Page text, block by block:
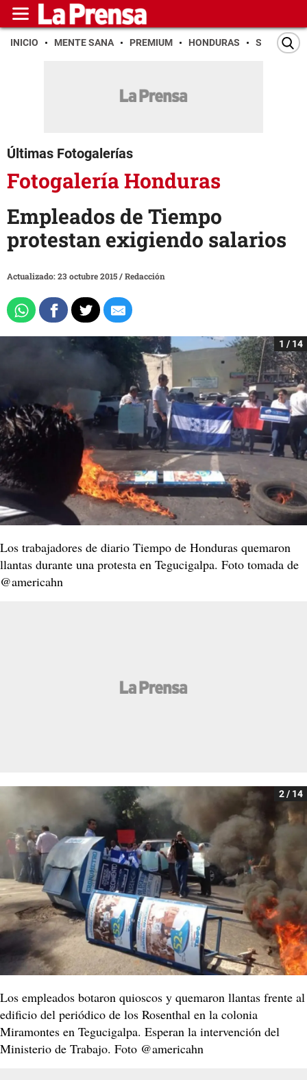
INICIO MENTE SANA PREMIUM HONDURAS SAN PEDRO
Últimas Fotogalerías
Fotogalería Honduras
Empleados de Tiempo
protestan exigiendo salarios
Actualizado: 23 octubre 2015/Redacción
1 / 14
Los trabajadores de diario Tiempo de Honduras quemaron
llantas durante una protesta en Tegucigalpa. Foto tomada de
‏@americahn
2 / 14
Los empleados botaron quioscos y quemaron llantas frente al
edificio del periódico de los Rosenthal en la colonia
Miramontes en Tegucigalpa. Esperan la intervención del
Ministerio de Trabajo. Foto ‏@americahn